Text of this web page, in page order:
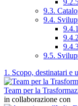
9.3.
9.4.
9.5.
1. Scopo, destinatari e
Team per la
in collaborazione con